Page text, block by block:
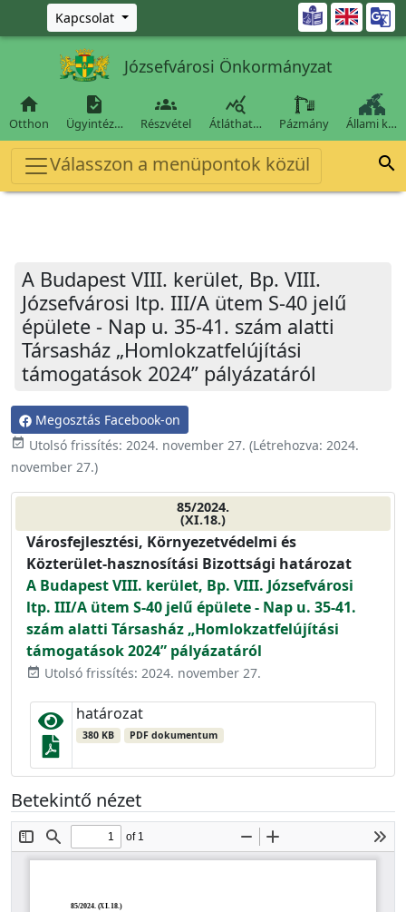
Ugrás a fő tartalomra
Kapcsolat 
Józsefvárosi Önkormányzat

Otthon

Ügyintéz…

Részvétel

Átláthat… Pázmány Állami k…
Válasszon a menüpontok közül 
A Budapest VIII. kerület, Bp. VIII.
Józsefvárosi ltp. III/A ütem S-40 jelű
épülete - Nap u. 35-41. szám alatti
Társasház „Homlokzatfelújítási
támogatások 2024” pályázatáról
Megosztás Facebook-on
event_available Utolsó frissítés: 2024. november 27. (Létrehozva: 2024.
november 27.)
85/2024.
(XI.18.)
Városfejlesztési, Környezetvédelmi és
Közterület-hasznosítási Bizottsági határozat
A Budapest VIII. kerület, Bp. VIII. Józsefvárosi
ltp. III/A ütem S-40 jelű épülete - Nap u. 35-41.
szám alatti Társasház „Homlokzatfelújítási
támogatások 2024” pályázatáról
event_available Utolsó frissítés: 2024. november 27.
határozat
380 KB PDF dokumentum
Betekintő nézet